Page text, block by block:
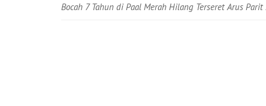
Bocah 7 Tahun di Paal Merah Hilang Terseret Arus